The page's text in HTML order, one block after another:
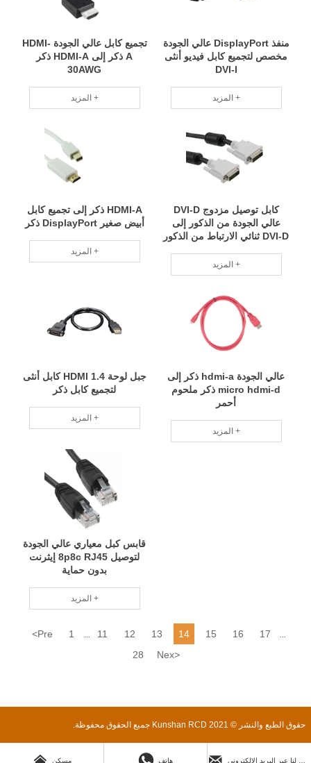
تجميع كابل عالي الجودة HDMI-
A ذكر إلى HDMI-A ذكر
30AWG
المزيد +
منفذ DisplayPort عالي الجودة
مخصص لتجميع كابل فيديو أنثى
DVI-I
المزيد +
HDMI-A ذكر إلى تجميع كابل
أبيض صغير DisplayPort ذكر
المزيد +
كابل توصيل مزدوج DVI-D
عالي الجودة من الذكور إلى
DVI-D ثنائي الارتباط من الذكور
المزيد +
جبل لوحة HDMI 1.4 كابل أنثى
لتجميع كابل ذكر
المزيد +
عالي الجودة hdmi-a ذكر إلى
micro hdmi-d ذكر ملحوم
أحمر
المزيد +
قابس كبل معياري عالي الجودة
لتوصيل 8p8c RJ45 إيثرنت
بدون حماية
المزيد +
<Pre 1 11 12 13 14 15 16 17
28 Nex>
حقوق الطبع والنشر © 2021 Kunshan RCD جميع الحقوق محفوظة.
مسكن هاتف